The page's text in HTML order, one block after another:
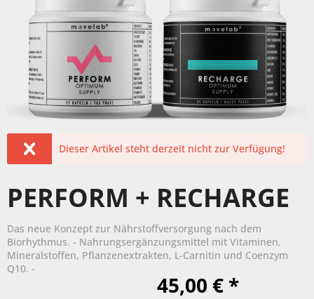
Dieser Artikel steht derzeit nicht zur Verfügung!
PERFORM + RECHARGE
Das neue Konzept zur Nährstoffversorgung nach dem
Biorhythmus. - Nahrungsergänzungsmittel mit Vitaminen,
Mineralstoffen, Pflanzenextrakten, L-Carnitin und Coenzym
Q10. -
45,00 € *